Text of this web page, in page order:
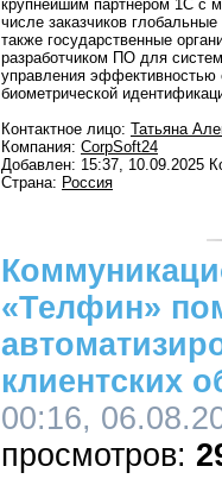
крупнейшим партнером 1С с
числе заказчиков
также государственные
разработчиком ПО для
управления эффективностью
биометрической
Контактное лицо: Татьяна
Компания: CorpSoft24
Добавлен: 15:37, 10.09.2025
Страна: Россия
«Телфин»
клиентских
00:16,